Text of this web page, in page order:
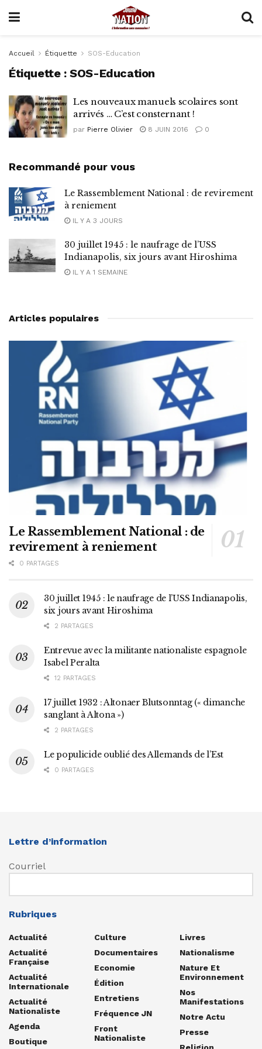
Accueil Étiquette SOS-Education
Étiquette :SOS-Education
Les nouveaux manuels scolaires sont
arrivés … C’est consternant !
par Pierre Olivier 8 JUIN 2016 0
Recommandé pour vous
Le Rassemblement National : de revirement
à reniement
IL Y A 3 JOURS
30 juillet 1945 : le naufrage de l’USS
Indianapolis, six jours avant Hiroshima
IL Y A 1 SEMAINE
Articles populaires
Le Rassemblement National : de
revirement à reniement
0 PARTAGES
30 juillet 1945 : le naufrage de l’USS Indianapolis,
six jours avant Hiroshima
2 PARTAGES
Entrevue avec la militante nationaliste espagnole
Isabel Peralta
12 PARTAGES
17 juillet 1932 : Altonaer Blutsonntag (« dimanche
sanglant à Altona »)
2 PARTAGES
Le populicide oublié des Allemands de l’Est
0 PARTAGES
Lettre d’information
Courriel
Rubriques
Actualité
Actualité
Française
Actualité
Internationale
Actualité
Nationaliste
Agenda
Boutique
Culture
Documentaires
Economie
Édition
Entretiens
Fréquence JN
Front
Nationaliste
Livres
Nationalisme
Nature Et
Environnement
Nos
Manifestations
Notre Actu
Presse